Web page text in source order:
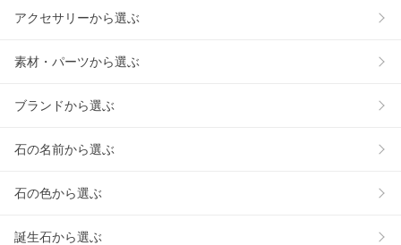
アクセサリーから選ぶ
素材・パーツから選ぶ
ブランドから選ぶ
石の名前から選ぶ
石の色から選ぶ
誕生石から選ぶ